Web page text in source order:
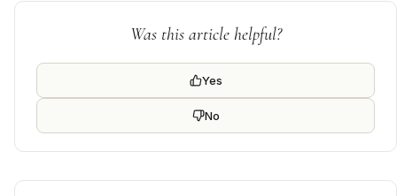
Was this article helpful?
Yes
No